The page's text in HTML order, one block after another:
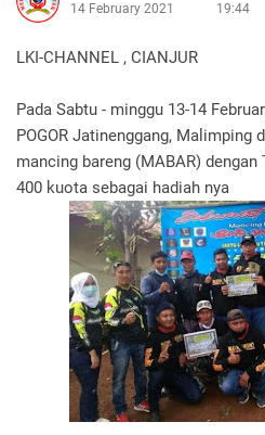
14 February 2021
19:44
LKI-CHANNEL , CIANJUR
Pada Sabtu - minggu 13-14
POGOR Jatinenggang, Malimping
mancing bareng (MABAR)
400 kuota sebagai hadiah nya